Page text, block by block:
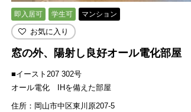
即入居可 学生可 マンション
お気に入り
窓の外、陽射し良好オール電化部屋
■イースト207 302号
オール電化 IHを備えた部屋
住所：岡山市中区東川原207-5